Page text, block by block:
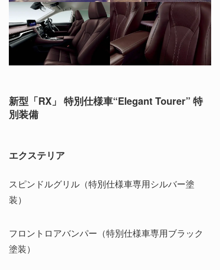
新型「RX」 特別仕様車“Elegant Tourer” 特
別装備
エクステリア
スピンドルグリル（特別仕様車専用シルバー塗
装）
フロントロアバンパー（特別仕様車専用ブラック
塗装）